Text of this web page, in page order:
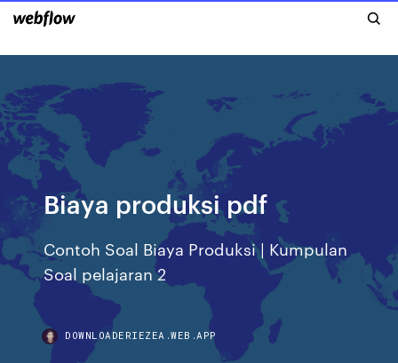
Biaya produksi pdf
Contoh Soal Biaya Produksi | Kumpulan
Soal pelajaran 2
DOWNLOADERIEZEA.WEB.APP